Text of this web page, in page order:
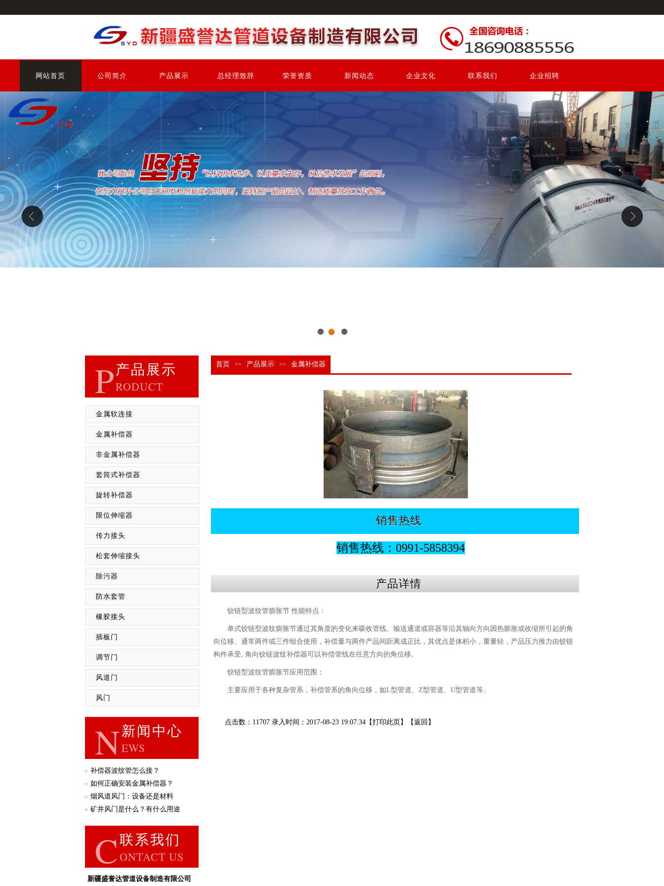
网站首页 公司简介 产品展示 总经理致辞 荣誉资质 新闻动态 企业文化 联系我们 企业招聘
P产品展示
RODUCT
金属软连接
金属补偿器
非金属补偿器
套筒式补偿器
旋转补偿器
限位伸缩器
传力接头
松套伸缩接头
除污器
防水套管
橡胶接头
插板门
调节门
风道门
风门
N新闻中心
EWS
> 补偿器波纹管怎么接？
> 如何正确安装金属补偿器？
> 烟风道风门：设备还是材料
> 矿井风门是什么？有什么用途
C联系我们
ONTACT US
新疆盛誉达管道设备制造有限公司
首页 >> 产品展示 >> 金属补偿器
销售热线
销售热线：0991-5858394
产品详情
铰链型波纹管膨胀节 性能特点：
单式铰链型波纹膨胀节通过其角度的变化来吸收管线、输送通道或容器等沿其轴向方向因热膨胀或收缩所引起的角
向位移。通常两件或三件组合使用，补偿量与两件产品间距离成正比，其优点是体积小，重量轻，产品压力推力由铰链
构件承受, 角向铰链波纹补偿器可以补偿管线在任意方向的角位移。
铰链型波纹管膨胀节应用范围：
主要应用于各种复杂管系，补偿管系的角向位移，如L型管道、Z型管道、U型管道等。
点击数：11707 录入时间：2017-08-23 19:07:34【打印此页 】【返回 】